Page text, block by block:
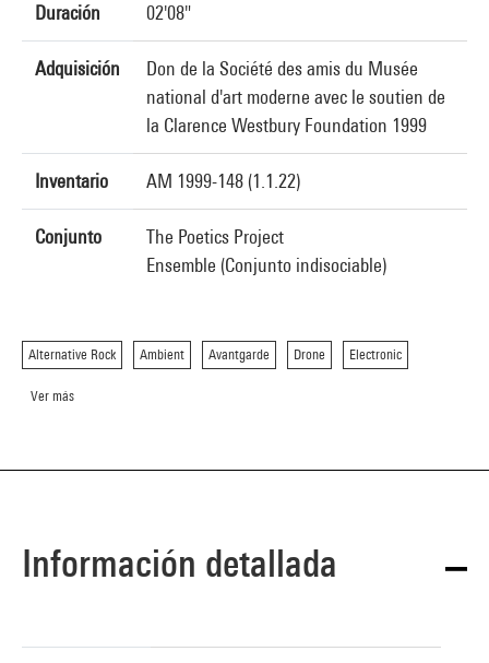
Duración 02'08"
Adquisición
Don de la Société des amis du Musée
national d'art moderne avec le soutien de
la Clarence Westbury Foundation 1999
Inventario AM 1999-148 (1.1.22)
Conjunto
The Poetics Project
Ensemble (Conjunto indisociable)
Alternative Rock Ambient Avantgarde Drone Electronic
Ver más
Información detallada